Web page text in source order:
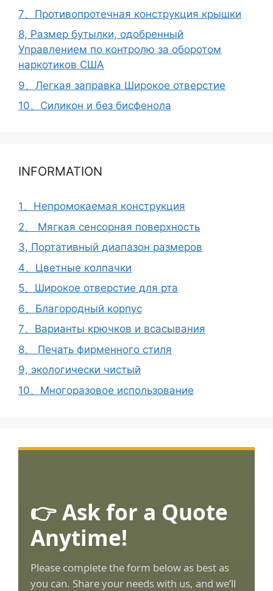
7、Противопротечная конструкция крышки
8, Размер бутылки, одобренный
Управлением по контролю за оборотом
наркотиков США
9、Легкая заправка Широкое отверстие
10、Силикон и без бисфенола
INFORMATION
1、Непромокаемая конструкция
2、 Мягкая сенсорная поверхность
3, Портативный диапазон размеров
4、Цветные колпачки
5、Широкое отверстие для рта
6、Благородный корпус
7、Варианты крючков и всасывания
8、 Печать фирменного стиля
9, экологически чистый
10、Многоразовое использование
👉 Ask for a Quote
Anytime!
Please complete the form below as best as
you can. Share your needs with us, and we’ll